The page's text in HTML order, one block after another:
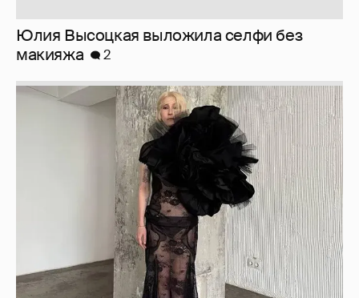
Журналистка Сулим примерила новый